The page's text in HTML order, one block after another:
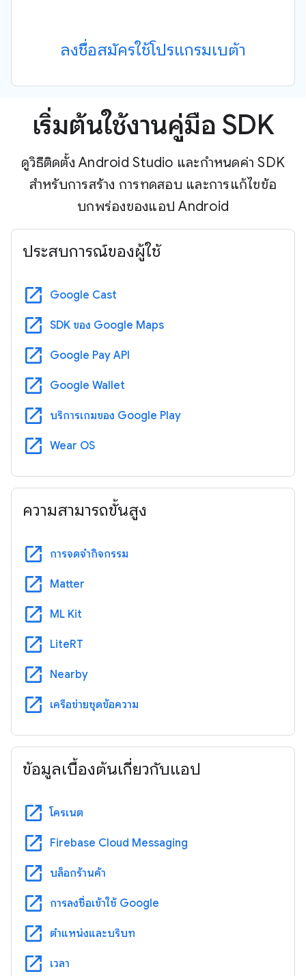
ลงชื่อสมัครใช้โปรแกรมเบต้า
เริ่มต้นใช้งานคู่มือ SDK
ดูวิธีติดตั้ง Android Studio และกำหนดค่า SDK
สำหรับการสร้าง การทดสอบ และการแก้ไขข้อ
บกพร่องของแอป Android
ประสบการณ์ของผู้ใช้
open_in_new Google Cast
open_in_new SDK ของ Google Maps
open_in_new Google Pay API
open_in_new Google Wallet
open_in_new บริการเกมของ Google Play
open_in_new Wear OS
ความสามารถขั้นสูง
open_in_new การจดจำกิจกรรม
open_in_new Matter
open_in_new ML Kit
open_in_new LiteRT
open_in_new Nearby
open_in_new เครือข่ายชุดข้อความ
ข้อมูลเบื้องต้นเกี่ยวกับแอป
open_in_new โครเนต
open_in_new Firebase Cloud Messaging
open_in_new บล็อกร้านค้า
open_in_new การลงชื่อเข้าใช้ Google
open_in_new ตําแหน่งและบริบท
open_in_new เวลา